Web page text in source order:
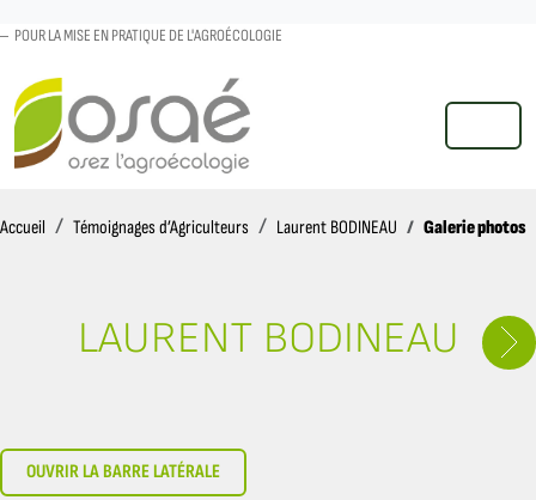
POUR LA MISE EN PRATIQUE DE L'AGROÉCOLOGIE
MENU
Accueil AccueilTémoignages d’Agriculteurs Laurent BODINEAU Galerie photos
LAURENT BODINEAU
OUVRIR LA BARRE LATÉRALE